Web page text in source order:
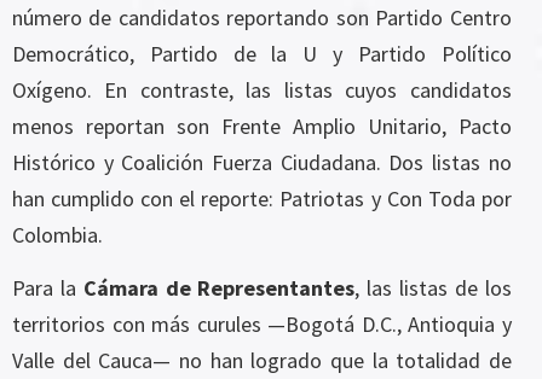
número de candidatos reportando son Partido Centro
Democrático, Partido de la U y Partido Político
Oxígeno. En contraste, las listas cuyos candidatos
menos reportan son Frente Amplio Unitario, Pacto
Histórico y Coalición Fuerza Ciudadana. Dos listas no
han cumplido con el reporte: Patriotas y Con Toda por
Colombia.
Para la Cámara de Representantes, las listas de los
territorios con más curules —Bogotá D.C., Antioquia y
Valle del Cauca— no han logrado que la totalidad de